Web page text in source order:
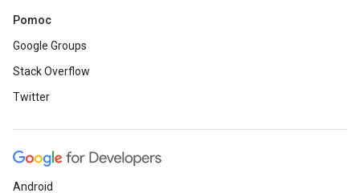
Pomoc
Google Groups
Stack Overflow
Twitter
Android